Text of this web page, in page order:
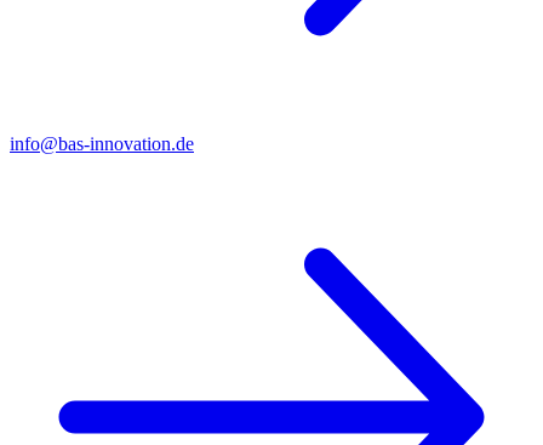
info@bas-innovation.de